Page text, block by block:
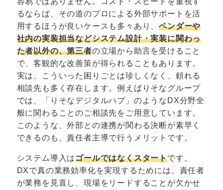
るならば、その道のプロによる外部サポートを活
用するほうが良いケースも多々あり、ベンダーや
社内の実装担当などシステム設計・実装に関わっ
た者以外の、第三者の立場から助言を受けること
で、客観的な改善策が得られることもあります。
実は、こういった困りごとは珍しくなく、頼れる
相談先も多く存在します。例えばりそなグループ
では、「りそなデジタルハブ」のようなDX分野全
般に関わることのご相談先をご用意しています。
このような、外部との連携が関わる決断が素早く
できるのも、責任者主導で行うメリットです。
システム導入はゴールではなくスタートです。
DXで真の業務効率化を実現するためには、責任者
が業務を見直し、現場をリードすることが欠かせ